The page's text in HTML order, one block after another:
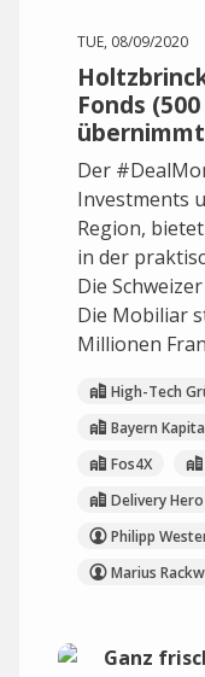
TUE, 08/09/2020
Fonds
Der
Investments
Region,
in der
Die
Die Mobiliar
Millionen
High-Tech
Bayern
Fos4X
Delivery Hero
Philipp
Marius